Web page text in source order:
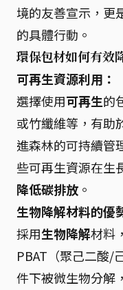
境的友善宣示，更
的具體行動。
環保包材如何有效
可再生資源利用：
選擇使用可再生的
或竹纖維等，有助
進森林的可持續管
些可再生資源在生
降低碳排放 。
生物降解材料的優
採用生物降解材料
PBAT（聚己二酸/
件下被微生物分解